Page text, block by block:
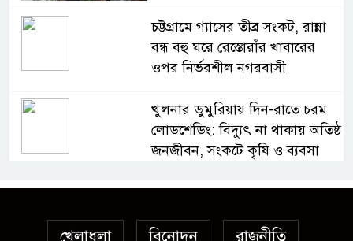
চট্টগ্রামে গ্যাসের তীব্র সংকট, রান্না
বন্ধ বহু ঘরে রেস্তোরাঁর খাবারের
ওপর নির্ভরশীল নগরবাসী
খুলনার ডুমুরিয়ায় দিন-রাতে চরম
লোডশেডিং: বিদ্যুৎ না থাকায় অতিষ্ঠ
জনজীবন, সংকটে কৃষি ও ব্যবসা
অস্ত্র উদ্ধারে ডেভিড ইমনসহ ৫
পুলিশ
খেলাধুলা বিনোদন
রাজনীতি